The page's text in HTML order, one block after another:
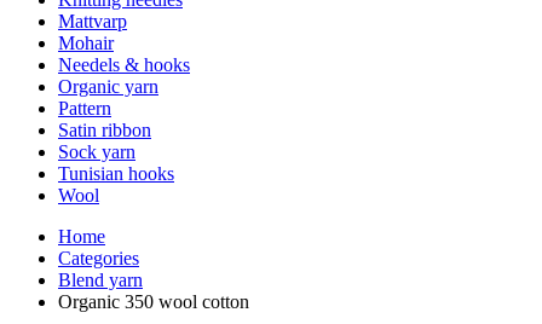
Mattvarp
Mohair
Needels & hooks
Organic yarn
Pattern
Satin ribbon
Sock yarn
Tunisian hooks
Wool
Home
Categories
Blend yarn
Organic 350 wool cotton